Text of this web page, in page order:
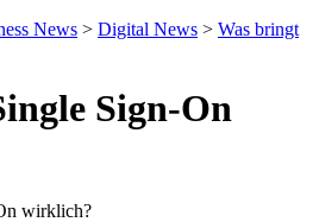
News > Digital News > Was bringt
Sign-On